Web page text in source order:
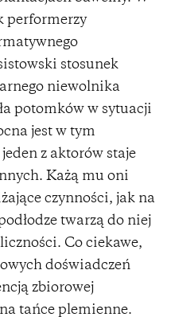
performerzy
stosunek
niewolnika
potomków w sytuacji
jest w tym
z aktorów staje
Każą mu oni
czynności, jak na
twarzą do niej
Co ciekawe,
doświadczeń
zbiorowej
tańce plemienne.